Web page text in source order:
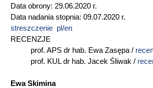
Data obrony: 29.06.2020 r.
Data nadania stopnia: 09.07.2020 r.
streszczenie pl/en
RECENZJE
prof. APS dr hab. Ewa Zasępa /
prof. KUL dr hab. Jacek Śliwak /
Ewa Skimina